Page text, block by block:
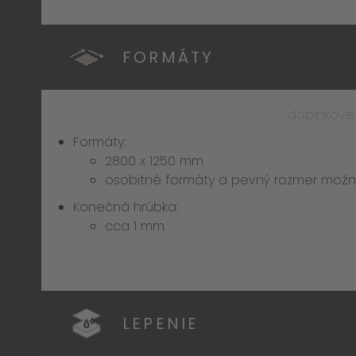
FORMÁTY
Formáty:
2800 x 1250 mm
osobitné formáty a pevný rozmer
Konečná hrúbka:
cca 1 mm
LEPENIE